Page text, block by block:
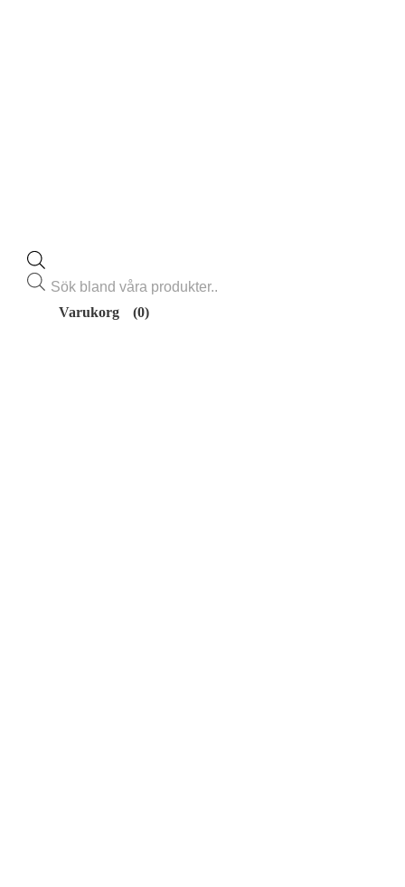
Products
search
Varukorg
(0)